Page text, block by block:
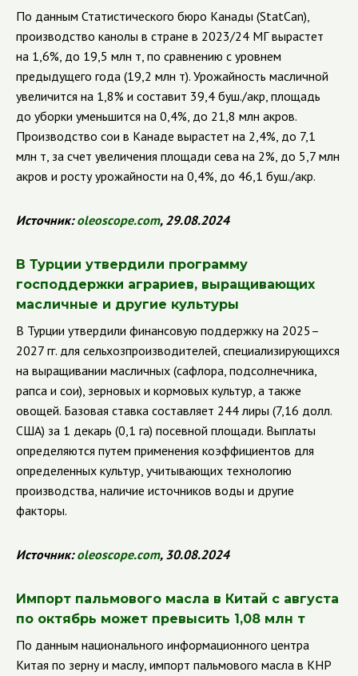
По данным Статистического бюро Канады (StatCan),
производство канолы в стране в 2023/24 МГ вырастет
на 1,6%, до 19,5 млн т, по сравнению с уровнем
предыдущего года (19,2 млн т). Урожайность масличной
увеличится на 1,8% и составит 39,4 буш./акр, площадь
до уборки уменьшится на 0,4%, до 21,8 млн акров.
Производство сои в Канаде вырастет на 2,4%, до 7,1
млн т, за счет увеличения площади сева на 2%, до 5,7 млн
акров и росту урожайности на 0,4%, до 46,1 буш./акр.
Источник:oleoscope.com, 29.08.2024
В Турции утвердили программу
господдержки аграриев, выращивающих
масличные и другие культуры
В Турции утвердили финансовую поддержку на 2025–
2027 гг. для сельхозпроизводителей, специализирующихся
на выращивании масличных (сафлора, подсолнечника,
рапса и сои), зерновых и кормовых культур, а также
овощей. Базовая ставка составляет 244 лиры (7,16 долл.
США) за 1 декарь (0,1 га) посевной площади. Выплаты
определяются путем применения коэффициентов для
определенных культур, учитывающих технологию
производства, наличие источников воды и другие
факторы.
Источник:oleoscope.com, 30.08.2024
Импорт пальмового масла в Китай с августа
по октябрь может превысить 1,08 млн т
По данным национального информационного центра
Китая по зерну и маслу, импорт пальмового масла в КНР